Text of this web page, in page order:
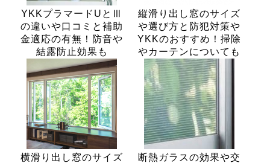
YKKプラマードUとⅢ
の違いや口コミと補助
金適応の有無！防音や
結露防止効果も
縦滑り出し窓のサイズ
や選び方と防犯対策や
YKKのおすすめ！掃除
やカーテンについても
横滑り出し窓のサイズ 断熱ガラスの効果や交